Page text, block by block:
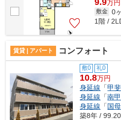
万円
敷金 0
1階 /
賃貸 | アパート コンフォート
敷0 礼0
10.8万円
身延線 「甲
身延線 「南
身延線 「国母
築8年 /